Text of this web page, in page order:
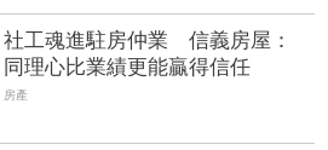
社工魂進駐房仲業 信義房屋：
同理心比業績更能贏得信任
房產